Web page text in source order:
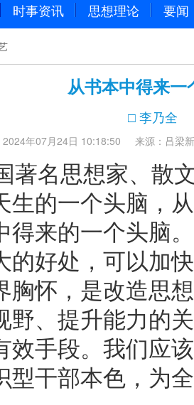
时事资讯 思想理论 要闻
从书本中得来一
□ 李乃全
2024年07月24日 10:18:50 来源：吕梁
著名思想家、散
生的一个头脑，
得来的一个头脑
的好处，可以加
胸怀，是改造思
野、提升能力的
效手段。我们应
型干部本色，为